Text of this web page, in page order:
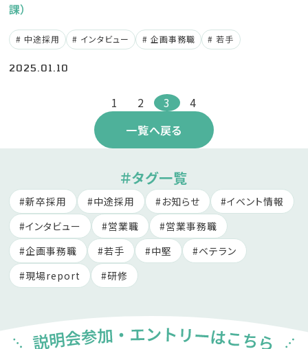
課）
中途採用 インタビュー 企画事務職 若手
2025.01.10
1 2 3
4
一覧へ戻る
＃タグ一覧
新卒採用 中途採用 お知らせ
イベント情報
インタビュー
営業職
営業事務職
企画事務職
若手 中堅
ベテラン
現場report
研修